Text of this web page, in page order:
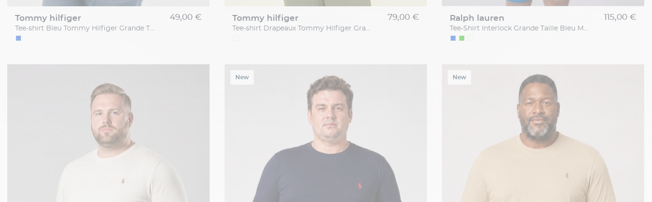
tommy hilfiger
Tee-shirt Bleu Tommy Hilfiger Grande Taille
49,00 € tommy hilfiger
Tee-shirt Drapeaux Tommy Hilfiger Grande Taille
79,00 € ralph lauren
Tee-Shirt Interlock Grande Taille Bleu Marine
115,00 €
New New